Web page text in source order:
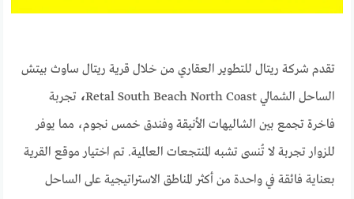
تقدم شركة ريتال للتطوير العقاري من خلال قرية ريتال ساوث بيتش
الساحل الشمالي Retal South Beach North Coast
، تجربة
فاخرة تجمع بين الشاليهات الأنيقة وفندق خمس نجوم، مما يوفر
للزوار تجربة لا تُنسى تشبه المنتجعات العالمية. تم اختيار موقع القرية
بعناية فائقة في واحدة من أكثر المناطق الاستراتيجية على الساحل